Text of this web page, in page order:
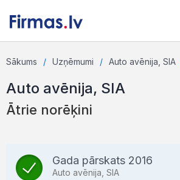
Sākums Uzņēmumi Auto avēnija, SIA
Auto avēnija, SIA
Ātrie norēķini
Gada pārskats 2016
Auto avēnija, SIA